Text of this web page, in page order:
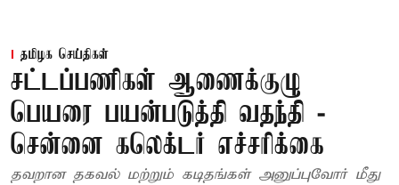
தமிழக செய்திகள்
சட்டப்பணிகள் ஆணைக்குழு
பெயரை பயன்படுத்தி வதந்தி -
சென்னை கலெக்டர் எச்சரிக்கை
தவறான தகவல் மற்றும் கடிதங்கள் அனுப்புவோர் மீது